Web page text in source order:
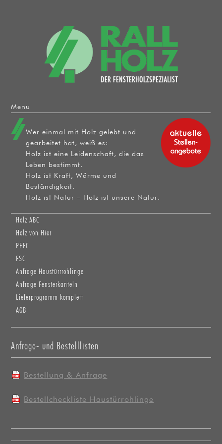
Menu
Skip to content
Wer einmal mit Holz gelebt und
gearbeitet hat, weiß es:
Holz ist eine Leidenschaft, die das
Leben bestimmt.
Holz ist Kraft, Wärme und
Beständigkeit.
Holz ist Natur – Holz ist unsere Natur.
Holz ABC
Holz von Hier
PEFC
FSC
Anfrage Haustürrrohlinge
Anfrage Fensterkanteln
Lieferprogramm komplett
AGB
Anfrage- und Bestelllisten
Bestellung & Anfrage
Bestellcheckliste Haustürrohlinge